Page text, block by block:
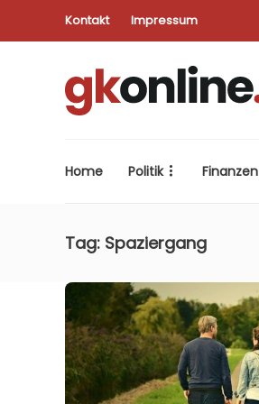
Kontakt Impressum
Home Politik Finanzen
Tag: Spaziergang